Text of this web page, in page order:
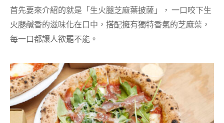
首先要來介紹的就是「生火腿芝麻葉披薩」， 一口咬下生
火腿鹹香的滋味化在口中，搭配擁有獨特香氣的芝麻葉，
每一口都讓人欲罷不能。